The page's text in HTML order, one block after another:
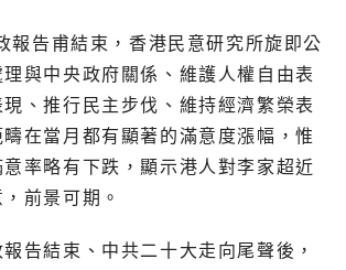
報告甫結束，香港民意研究所旋即公
與中央政府關係、維護人權自由表
、推行民主步伐、維持經濟繁榮表
在當月都有顯著的滿意度漲幅，惟
率略有下跌，顯示港人對李家超近
前景可期。
告結束、中共二十大走向尾聲後，